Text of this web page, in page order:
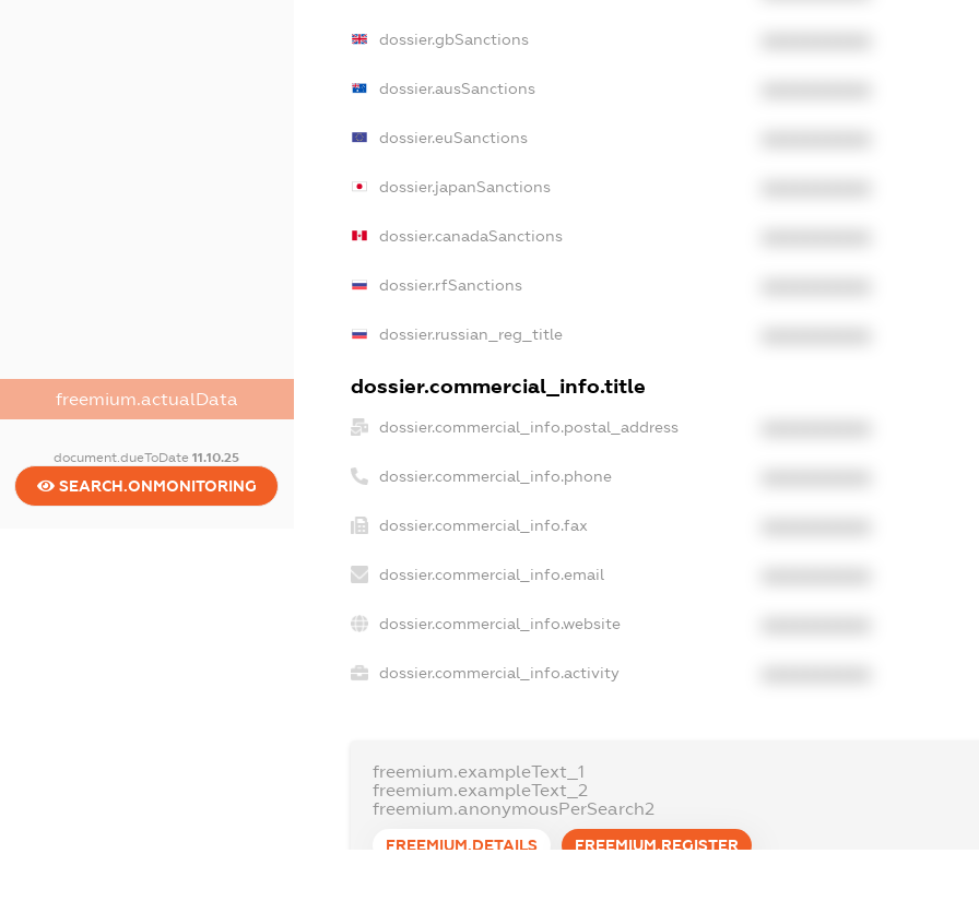
freemium.actualData
document.dueToDate11.10.25
SEARCH.ONMONITORING
dossier.gbSanctions
dossier.ausSanctions
dossier.euSanctions
dossier.japanSanctions
dossier.canadaSanctions
dossier.rfSanctions
dossier.russian_reg_title
dossier.commercial_info.title
dossier.commercial_info.postal_address
dossier.commercial_info.phone
dossier.commercial_info.fax
dossier.commercial_info.email
dossier.commercial_info.website
dossier.commercial_info.activity
freemium.exampleText_1
freemium.exampleText_2
freemium.anonymousPerSearch2
FREEMIUM.DETAILS FREEMIUM.REGISTER